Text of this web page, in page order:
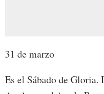
31 de marzo
Es el Sábado de